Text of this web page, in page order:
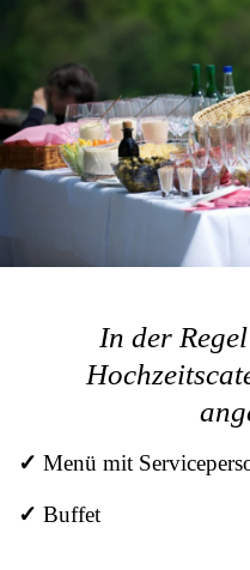
In der
✓ Menü mit
✓ Buffet